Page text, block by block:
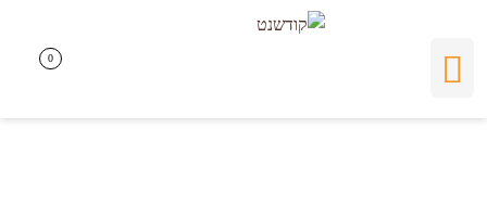
0
כל מה שרציתם לדעת
0